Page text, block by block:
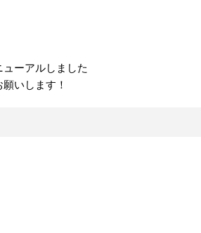
ーアルしました
いします！